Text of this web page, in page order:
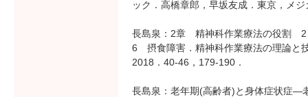
ック．高橋章郎，早坂友成．東京，メ
長島泉：2章 精神科作業療法の役割
6 摂食障害．精神科作業療法の理論と
2018．40‐46，179‐190．
長島泉：老年期(高齢者)と身体症状症―